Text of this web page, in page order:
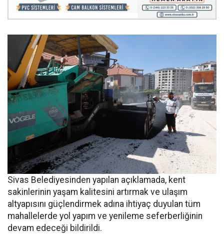
Sivas Belediyesinden yapılan açıklamada, kent
sakinlerinin yaşam kalitesini artırmak ve ulaşım
altyapısını güçlendirmek adına ihtiyaç duyulan tüm
mahallelerde yol yapım ve yenileme seferberliğinin
devam edeceği bildirildi.